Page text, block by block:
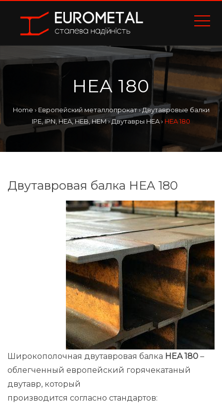
HEA 180
Home › Европейский металлопрокат›Двутавровые балки
IPE, IPN, HEA, HEB, HEM› Двутавры HEA› HEA 180
Двутавровая балка HEA 180
Широкополочная двутавровая балка HEA 180 –
облегченный европейский горячекатаный
двутавр, который
производится согласно стандартов: